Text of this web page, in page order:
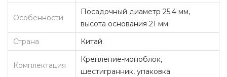
4
м
м
,
Особенности
Посадочный диаметр 25.4 мм,
высота основания 21 мм
Страна
Китай
Комплектация
Крепление-моноблок,
шестигранник, упаковка